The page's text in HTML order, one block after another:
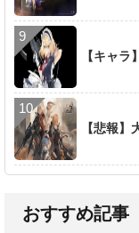
【キャ
【悲報
おすすめ記事